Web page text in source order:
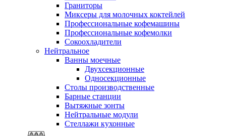
Граниторы
Миксеры для молочных коктейлей
Профессиональные кофемашины
Профессиональные кофемолки
Сокоохладители
Нейтральное
Ванны моечные
Двухсекционные
Односекционные
Столы производственные
Барные станции
Вытяжные зонты
Нейтральные модули
Стеллажи кухонные